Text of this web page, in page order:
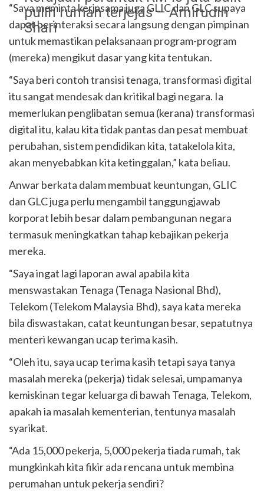
pulih rumah terjejas – Amirudin
Shari
“Saya meminta kerjasama juga GLIC dan GLC supaya
dapat berinteraksi secara langsung dengan pimpinan
untuk memastikan pelaksanaan program-program
(mereka) mengikut dasar yang kita tentukan.
“Saya beri contoh transisi tenaga, transformasi digital
itu sangat mendesak dan kritikal bagi negara. Ia
memerlukan penglibatan semua (kerana) transformasi
digital itu, kalau kita tidak pantas dan pesat membuat
perubahan, sistem pendidikan kita, tatakelola kita,
akan menyebabkan kita ketinggalan,” kata beliau.
Anwar berkata dalam membuat keuntungan, GLIC
dan GLC juga perlu mengambil tanggungjawab
korporat lebih besar dalam pembangunan negara
termasuk meningkatkan tahap kebajikan pekerja
mereka.
“Saya ingat lagi laporan awal apabila kita
menswastakan Tenaga (Tenaga Nasional Bhd),
Telekom (Telekom Malaysia Bhd), saya kata mereka
bila diswastakan, catat keuntungan besar, sepatutnya
menteri kewangan ucap terima kasih.
“Oleh itu, saya ucap terima kasih tetapi saya tanya
masalah mereka (pekerja) tidak selesai, umpamanya
kemiskinan tegar keluarga di bawah Tenaga, Telekom,
apakah ia masalah kementerian, tentunya masalah
syarikat.
“Ada 15,000 pekerja, 5,000 pekerja tiada rumah, tak
mungkinkah kita fikir ada rencana untuk membina
perumahan untuk pekerja sendiri?